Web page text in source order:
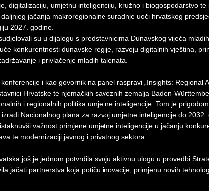
digitalizaciju, umjetnu inteligenciju, kružno i biogospodarstvo te
jačanja makroregionalne suradnje uoči hrvatskog
2027. godine.
su u dijalogu s predstavnicima Dunavskog vijeća
konkurentnosti dunavske regije, razvoju digitalnih vještina,
i privlačenje mladih talenata.
i kao govornik na panel raspravi „Insights: Regional
Hrvatske te njemačkih saveznih zemalja Baden-
i regionalnih politika umjetne inteligencije. Tom je prigodom
Nacionalnog plana za razvoj umjetne inteligencije do 2032.
važnost primjene umjetne inteligencije u jačanju
te modernizaciji javnog i privatnog sektora.
još je jednom potvrdila svoju aktivnu ulogu u provedbi
jačati partnerstva koja potiču inovacije, primjenu novih